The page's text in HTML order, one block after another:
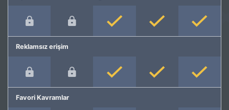
Reklamsız erişim
Favori Kavramlar